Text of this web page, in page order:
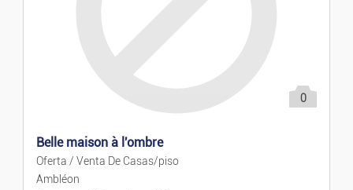
Alquiler De Vacaciones
Alquiler De Casas/pisos
Venta De Casas/piso
Terrenos/Parcelas
0
Belle maison à l'ombre
Oferta / Venta De Casas/piso
Ambléon